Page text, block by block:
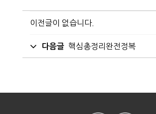
이전글이 없습니다.
다음글 핵심총정리완전정복